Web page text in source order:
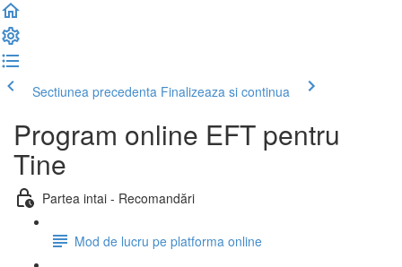
Sectiunea precedenta Finalizeaza si continua
Program online EFT pentru
Tine
Partea intai - Recomandări
Mod de lucru pe platforma online